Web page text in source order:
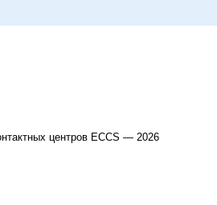
центров ECCS — 2026